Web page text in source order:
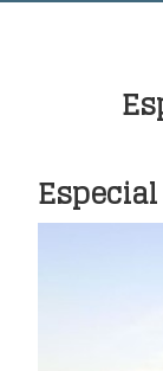
Convenções
Sindicalizar
Boletos
Especial